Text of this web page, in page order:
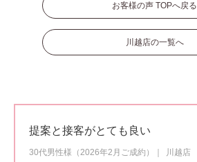
お客様の声 TOPへ戻る
川越店の一覧へ
提案と接客がとても良い
30代男性様（2026年2月ご成約）
川越店